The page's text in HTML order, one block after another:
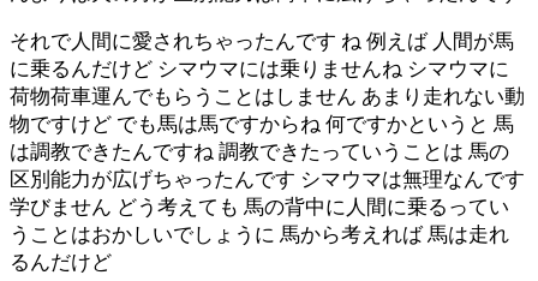
それで人間に愛されちゃったんです ね 例えば 人間が馬
に乗るんだけど シマウマには乗りませんね シマウマに
荷物荷車運んでもらうことはしません あまり走れない動
物ですけど でも馬は馬ですからね 何ですかというと 馬
は調教できたんですね 調教できたっていうことは 馬の
区別能力が広げちゃったんです シマウマは無理なんです
学びません どう考えても 馬の背中に人間に乗るってい
うことはおかしいでしょうに 馬から考えれば 馬は走れ
るんだけど